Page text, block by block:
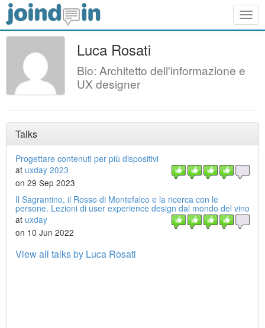
Luca Rosati
Bio: Architetto dell'informazione e
UX designer
Talks
Progettare contenuti per più dispositivi
at uxday 2023
on 29 Sep 2023
Il Sagrantino, il Rosso di Montefalco e la ricerca con le
persone. Lezioni di user experience design dal mondo del vino
at uxday
on 10 Jun 2022
View all talks by Luca Rosati